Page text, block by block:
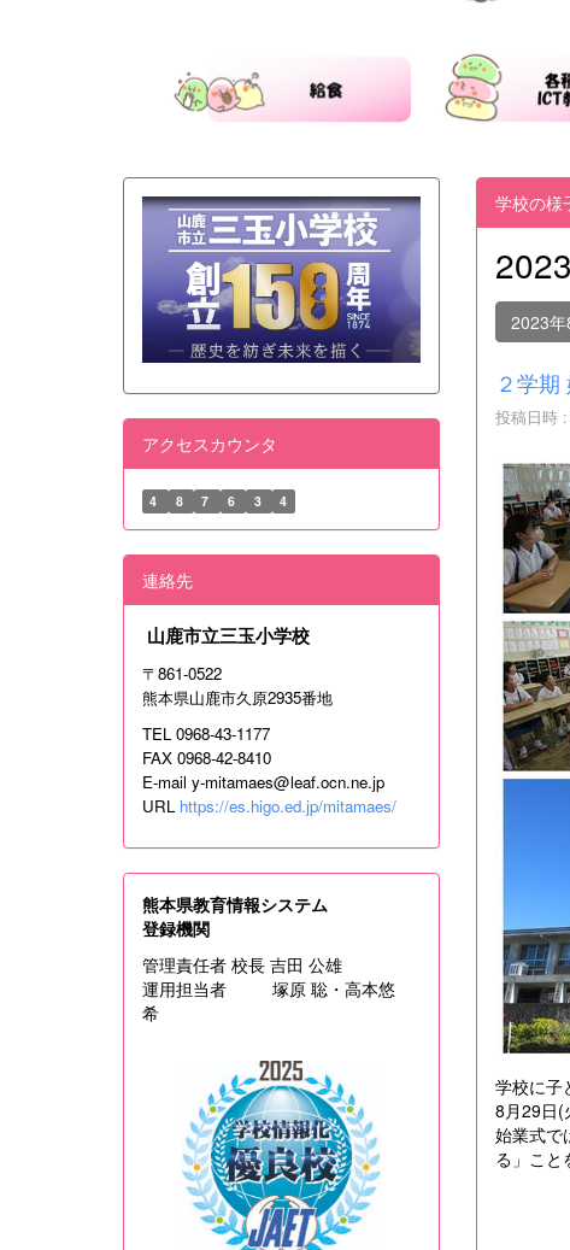
学校の様
2023年
２学期
投稿日時
学校に子
8月29日(
始業式で
る」こと
アクセスカウンタ
4 8 7 6 3 4
連絡先
山鹿市立三玉小学校
〒861‐0522
熊本県山鹿市久原2935番地
TEL 0968-43-1177
FAX 0968-42-8410
E-mail y-mitamaes@leaf.ocn.ne.jp
URL https://es.higo.ed.jp/mitamaes/
熊本県教育情報システム
登録機関
管理責任者 校長 吉田 公雄
運用担当者 塚原 聡・高本悠
希